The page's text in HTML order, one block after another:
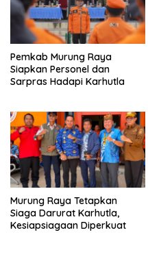
Pemkab Murung Raya
Siapkan Personel dan
Sarpras Hadapi Karhutla
Murung Raya Tetapkan
Siaga Darurat Karhutla,
Kesiapsiagaan Diperkuat